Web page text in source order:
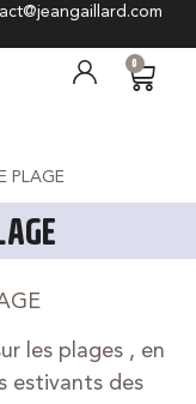
0
PLAGE
les plages , en
estivants des